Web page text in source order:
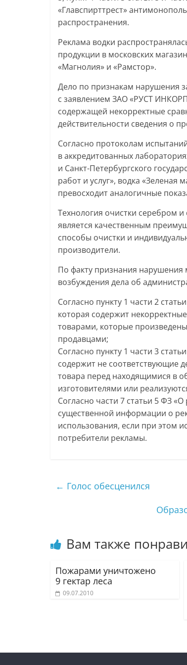
«Главспирттрест»
распространения.
Реклама водки
продукции в московских
«Магнолия» и «Рамстор».
Дело по признакам нарушения
с заявлением ЗАО «РУСТ
содержащей некорректные
действительности сведения о
Согласно протоколам
в аккредитованных
и Санкт-Петербургского
работ и услуг», водка
превосходит аналогичные
Технология очистки серебром
является качественным
способы очистки и
производители.
По факту признания
возбуждения дела об
Согласно пункту 1 части 2
которая содержит
товарами, которые
продавцами;
Согласно пункту 1 части 3
содержит не соответствующие
товара перед находящимися в
изготовителями или
Согласно части 7 статьи 5 ФЗ «О
существенной информации о
использования, если при этом
потребители рекламы.
← Голос обесценился
Вам также
Пожарами уничтожено
9 гектар леса
09.07.2010